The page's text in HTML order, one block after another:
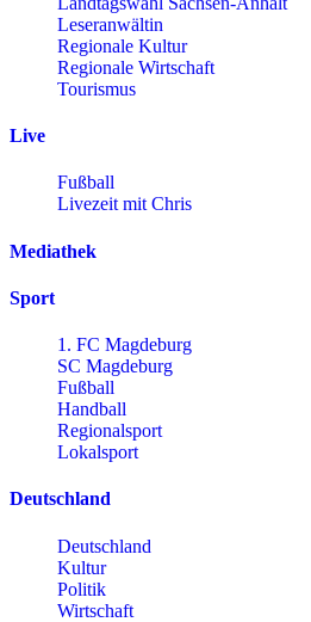
Leseranwältin
Regionale Kultur
Regionale Wirtschaft
Tourismus
Live
Fußball
Livezeit mit Chris
Mediathek
Sport
1. FC Magdeburg
SC Magdeburg
Fußball
Handball
Regionalsport
Lokalsport
Deutschland
Deutschland
Kultur
Politik
Wirtschaft